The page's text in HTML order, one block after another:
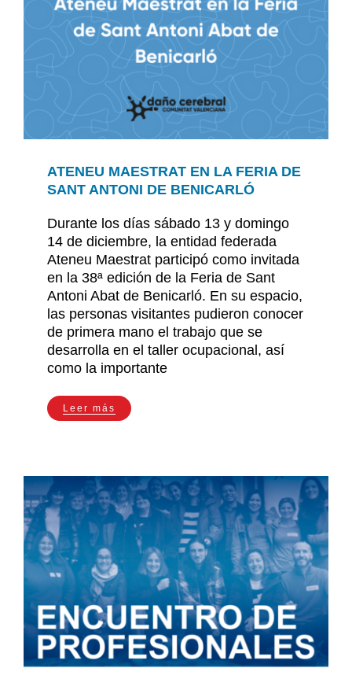
Noticias
Contacto
ATENEU MAESTRAT EN LA FERIA DE
SANT ANTONI DE BENICARLÓ
Durante los días sábado 13 y domingo
14 de diciembre, la entidad federada
Ateneu Maestrat participó como invitada
en la 38ª edición de la Feria de Sant
Antoni Abat de Benicarló. En su espacio,
las personas visitantes pudieron conocer
de primera mano el trabajo que se
desarrolla en el taller ocupacional, así
como la importante
Leer más